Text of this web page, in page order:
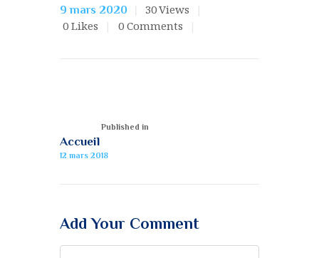
9 mars 2020 30Views
0 Likes 0 Comments
Published in
Accueil
12 mars 2018
Add Your Comment